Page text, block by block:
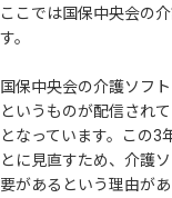
ここでは国保中央会の
す。
国保中央会の介護ソフ
というものが配信され
となっています。この3
とに見直すため、介護
要があるという理由が